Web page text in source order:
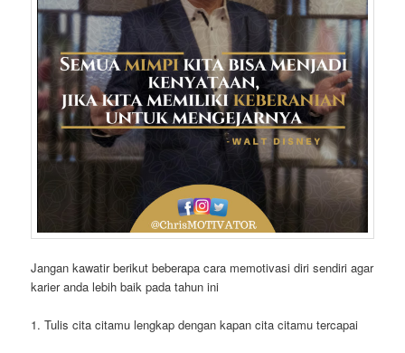
Jangan kawatir berikut beberapa cara memotivasi diri sendiri agar
karier anda lebih baik pada tahun ini
1. Tulis cita citamu lengkap dengan kapan cita citamu tercapai